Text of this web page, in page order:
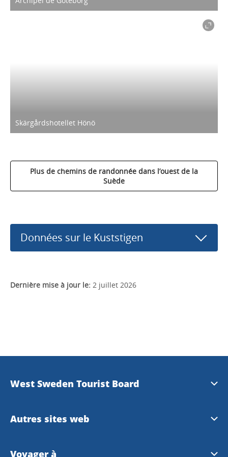
Skärgårdshotellet Hönö
Plus de chemins de randonnée dans l’ouest de la
Suède
Données sur le Kuststigen
Dernière mise à jour le: 2 juillet 2026
West Sweden Tourist Board
Information de presse
Autres sites web
Visit Swedeen
Voyager à